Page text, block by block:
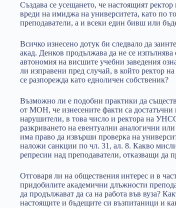
Създава се усещането, че настоящият
вреди на имиджа на университета, като по
преподаватели, а и всеки един бивш или
Всичко изнесено дотук би следвало да
акад. Денков продължава да не се
автономия на висшите учебни заведения
ли изправени пред случай, в който ректор
се разпорежда като едноличен собственик?
Възможно ли е подобни практики да
от МОН, че изнесените факти са достатъчни
нарушители, в това число и ректора на
разкриването на евентуални аналогични
има право да извърши проверка на
наложи санкции по чл. 31, ал. 8. Какво
репресии над преподаватели, отказващи да
Отговаря ли на обществения интерес и в
придобилите академични длъжности
да продължават да са на работа във вуза?
настоящите и бъдещите си възпитаници и